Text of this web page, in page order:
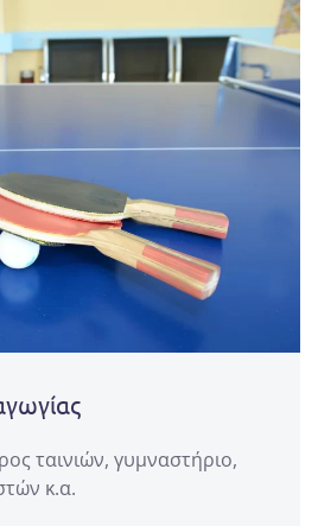
ταινιών, γυμναστήριο,
κ.α.